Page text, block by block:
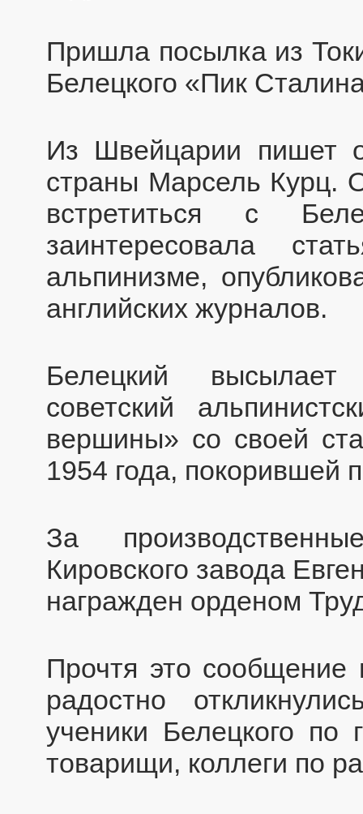
Пришла посылка из
Белецкого «Пик
Из Швейцарии пишет
страны Марсель Курц.
встретиться с
заинтересовала
альпинизме,
английских журналов.
Белецкий высылает
советский
вершины» со своей
1954 года, покорившей
За
Кировского завода
награжден орденом
Прочтя это сообщение
радостно
ученики Белецкого по
товарищи, коллеги по